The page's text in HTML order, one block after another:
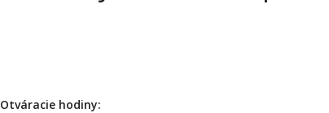
Otváracie hodiny: